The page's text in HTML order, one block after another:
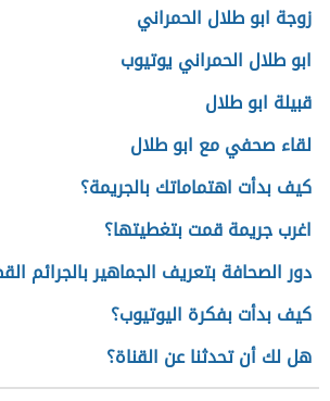
زوجة ابو طلال الحمراني
ابو طلال الحمراني يوتيوب
قبيلة ابو طلال
لقاء صحفي مع ابو طلال
كيف بدأت اهتماماتك بالجريمة؟
اغرب جريمة قمت بتغطيتها؟
دور الصحافة بتعريف الجماهير بالجرائم
كيف بدأت بفكرة اليوتيوب؟
هل لك أن تحدثنا عن القناة؟